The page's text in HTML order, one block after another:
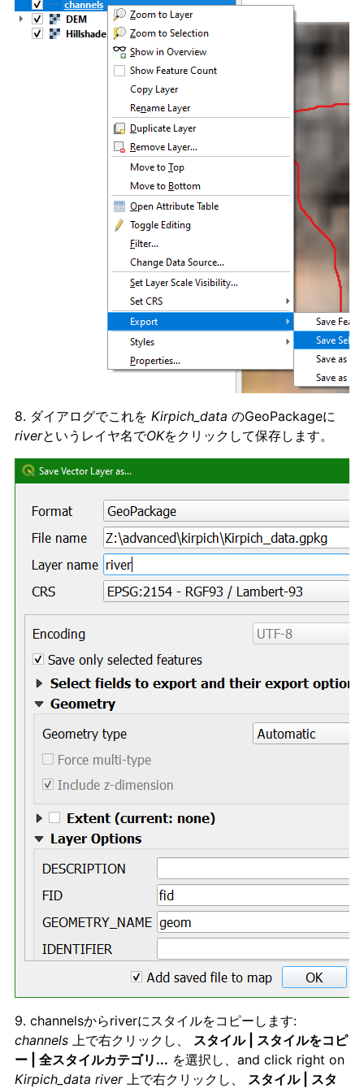
8. ダイアログでこれを Kirpich_data のGeoPackageに
riverというレイヤ名でOKをクリックして保存します。
9. channelsからriverにスタイルをコピーします:
channels 上で右クリックし、 スタイル | スタイルをコピ
ー | 全スタイルカテゴリ... を選択し、and click right on
Kirpich_data river上で右クリックし、 スタイル| スタ